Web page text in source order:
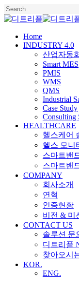
Skip
to
main
content
Close
Menu
Home
INDUSTRY 4.0
산업자동
Smart MES
PMIS
WMS
QMS
Industrial
Case Study
Consulting
HEALTHCARE
헬스케어
헬스 모니
스마트밴
스마트밴
COMPANY
회사소개
연혁
인증현황
비전 & 미
CONTACT US
솔루션 문
디트리플
찾아오시
KOR.
ENG.